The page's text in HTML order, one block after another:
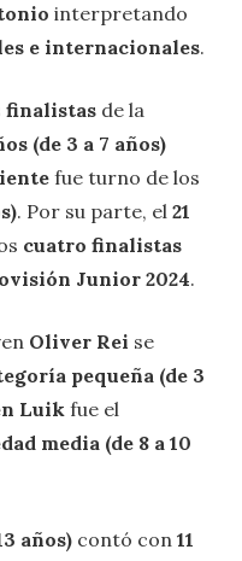
interpretando
e internacionales.
finalistas de la
(de 3 a 7 años)
fue turno de los
. Por su parte, el 21
cuatro finalistas
Junior 2024.
Oliver Rei se
pequeña (de 3
Luik fue el
media (de 8 a 10
años) contó con 11